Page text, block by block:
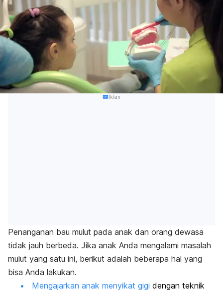
Iklan
Penanganan bau mulut pada anak dan orang dewasa
tidak jauh berbeda. Jika anak Anda mengalami masalah
mulut yang satu ini, berikut adalah beberapa hal yang
bisa Anda lakukan.
Mengajarkan anak menyikat gigi dengan teknik